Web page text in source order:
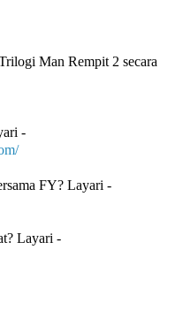
Man Rempit 2 secara
-
FY? Layari -
Layari -